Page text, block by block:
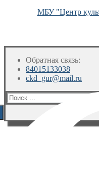
МБУ "Центр
Обратная связь:
84015133038
ckd_gur@mail.ru
Искать: